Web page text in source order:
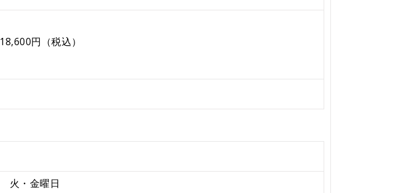
18,600円（税込）
火・金曜日